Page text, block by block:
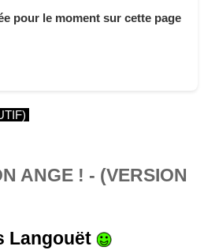
pour le moment sur cette page
ANGE ! - (VERSION
Langouët